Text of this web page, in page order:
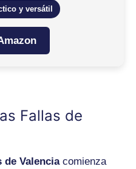
y versátil
Fallas de
de Valenciacomienza